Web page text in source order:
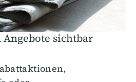
sichtbar